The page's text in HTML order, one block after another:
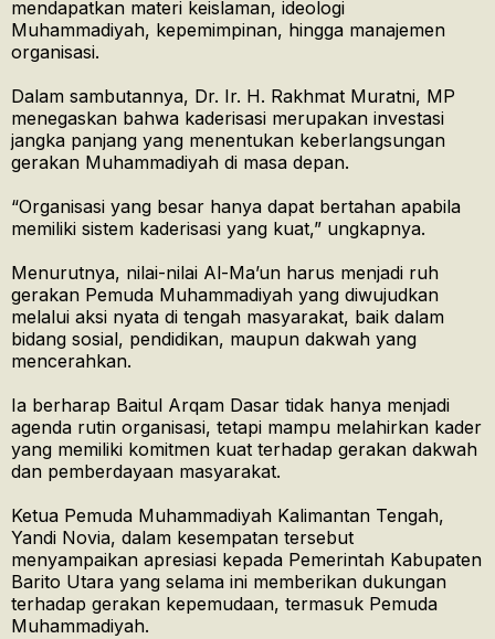
mendapatkan materi keislaman, ideologi
Muhammadiyah, kepemimpinan, hingga manajemen
organisasi.
Dalam sambutannya, Dr. Ir. H. Rakhmat Muratni, MP
menegaskan bahwa kaderisasi merupakan investasi
jangka panjang yang menentukan keberlangsungan
gerakan Muhammadiyah di masa depan.
“Organisasi yang besar hanya dapat bertahan apabila
memiliki sistem kaderisasi yang kuat,” ungkapnya.
Menurutnya, nilai-nilai Al-Ma’un harus menjadi ruh
gerakan Pemuda Muhammadiyah yang diwujudkan
melalui aksi nyata di tengah masyarakat, baik dalam
bidang sosial, pendidikan, maupun dakwah yang
mencerahkan.
Ia berharap Baitul Arqam Dasar tidak hanya menjadi
agenda rutin organisasi, tetapi mampu melahirkan kader
yang memiliki komitmen kuat terhadap gerakan dakwah
dan pemberdayaan masyarakat.
Ketua Pemuda Muhammadiyah Kalimantan Tengah,
Yandi Novia, dalam kesempatan tersebut
menyampaikan apresiasi kepada Pemerintah Kabupaten
Barito Utara yang selama ini memberikan dukungan
terhadap gerakan kepemudaan, termasuk Pemuda
Muhammadiyah.